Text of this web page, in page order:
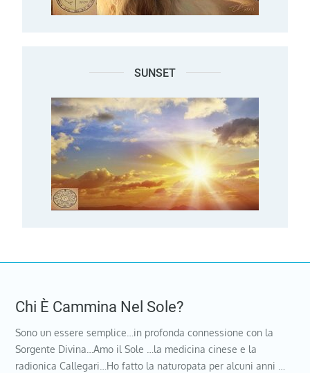
SUNSET
Chi È Cammina Nel Sole?
Sono un essere semplice…in profonda connessione con la
Sorgente Divina…Amo il Sole …la medicina cinese e la
radionica Callegari…Ho fatto la naturopata per alcuni anni …